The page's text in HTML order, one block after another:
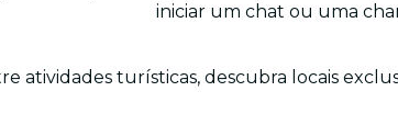
iniciar um chat ou uma
atividades turísticas, descubra locais